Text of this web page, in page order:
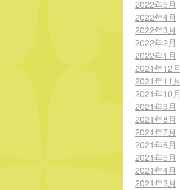
2022年5月
2022年4月
2022年3月
2022年2月
2022年1月
2021年12月
2021年11月
2021年10月
2021年9月
2021年8月
2021年7月
2021年6月
2021年5月
2021年4月
2021年3月